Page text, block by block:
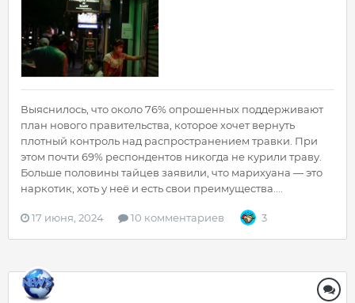
Выяснилось, что около 76% опрошенных поддерживают
план нового правительства, которое хочет вернуть
плотный контроль над распространением травки. При
этом почти 69% респондентов никогда не курили траву.
Больше половины тайцев заявили, что марихуана — это
наркотик, хоть у неё и есть свои преимущества....
17 июня, 2024 10 комментариев 3